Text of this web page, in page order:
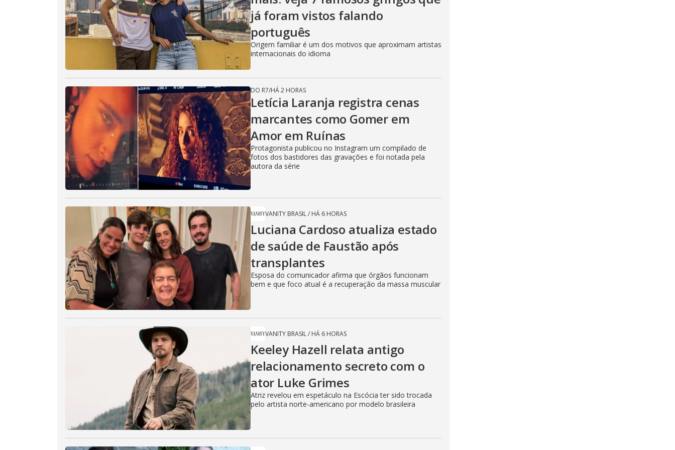
V
i
d
e
o
já foram vistos falando
português
Origem familiar é um dos motivos que aproximam artistas
internacionais do idioma
DO R7/HÁ 2 HORAS
Letícia Laranja registra cenas
marcantes como Gomer em
Amor em Ruínas
Protagonista publicou no Instagram um compilado de
fotos dos bastidores das gravações e foi notada pela
autora da série
VANITY BRASIL/ HÁ 6 HORAS
Luciana Cardoso atualiza estado
de saúde de Faustão após
transplantes
Esposa do comunicador afirma que órgãos funcionam
bem e que foco atual é a recuperação da massa muscular
VANITY BRASIL/ HÁ 6 HORAS
Keeley Hazell relata antigo
relacionamento secreto com o
ator Luke Grimes
Atriz revelou em espetáculo na Escócia ter sido trocada
pelo artista norte-americano por modelo brasileira